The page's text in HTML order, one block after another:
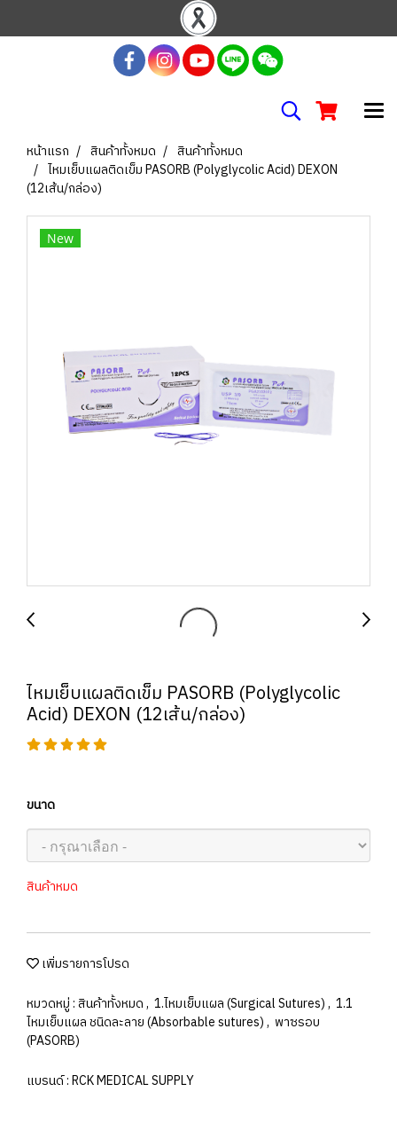
หน้าแรก สินค้าทั้งหมด
สินค้าทั้งหมด
ไหมเย็บแผลติดเข็ม PASORB (Polyglycolic Acid) DEXON
(12เส้น/กล่อง)
New
ไหมเย็บแผลติดเข็ม PASORB (Polyglycolic
Acid) DEXON (12เส้น/กล่อง)
ขนาด
สินค้าหมด
เพิ่มรายการโปรด
หมวดหมู่ :สินค้าทั้งหมด, 1.ไหมเย็บแผล (Surgical Sutures), 1.1
ไหมเย็บแผล ชนิดละลาย (Absorbable sutures), พาซรอบ
(PASORB)
แบรนด์ :RCK MEDICAL SUPPLY